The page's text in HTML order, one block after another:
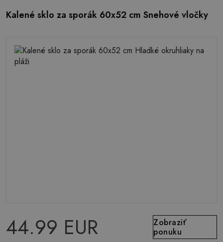
Kalené sklo za sporák 60x52 cm Snehové vločky
44.99 EUR
Zobraziť
ponuku